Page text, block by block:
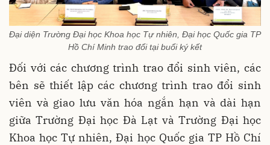
Đại diện Trường Đại học Khoa học Tự nhiên, Đại học Quốc gia TP
Hồ Chí Minh trao đổi tại buổi ký kết
Đối với các chương trình trao đổi sinh viên, các
bên sẽ thiết lập các chương trình trao đổi sinh
viên và giao lưu văn hóa ngắn hạn và dài hạn
giữa Trường Đại học Đà Lạt và Trường Đại học
Khoa học Tự nhiên, Đại học Quốc gia TP Hồ Chí